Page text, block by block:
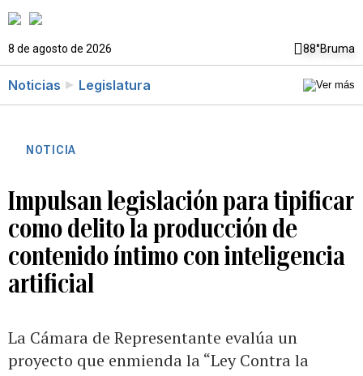
8 de agosto de 2026 88°Bruma
Noticias Legislatura
NOTICIA
Impulsan legislación para tipificar
como delito la producción de
contenido íntimo con inteligencia
artificial
La Cámara de Representante evalúa un
proyecto que enmienda la “Ley Contra la